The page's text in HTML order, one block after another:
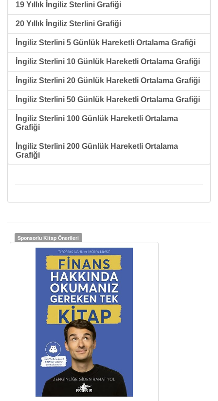
19 Yıllık İngiliz Sterlini Grafiği
20 Yıllık İngiliz Sterlini Grafiği
İngiliz Sterlini 5 Günlük Hareketli Ortalama Grafiği
İngiliz Sterlini 10 Günlük Hareketli Ortalama Grafiği
İngiliz Sterlini 20 Günlük Hareketli Ortalama Grafiği
İngiliz Sterlini 50 Günlük Hareketli Ortalama Grafiği
İngiliz Sterlini 100 Günlük Hareketli Ortalama
Grafiği
İngiliz Sterlini 200 Günlük Hareketli Ortalama
Grafiği
Sponsorlu Kitap Önerileri